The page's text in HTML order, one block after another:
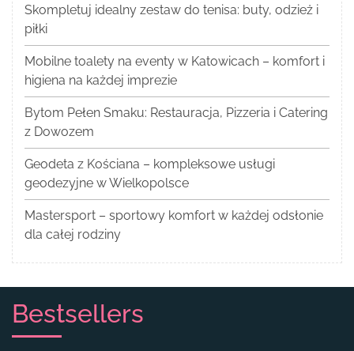
Skompletuj idealny zestaw do tenisa: buty, odzież i
piłki
Mobilne toalety na eventy w Katowicach – komfort i
higiena na każdej imprezie
Bytom Pełen Smaku: Restauracja, Pizzeria i Catering
z Dowozem
Geodeta z Kościana – kompleksowe usługi
geodezyjne w Wielkopolsce
Mastersport – sportowy komfort w każdej odsłonie
dla całej rodziny
Bestsellers